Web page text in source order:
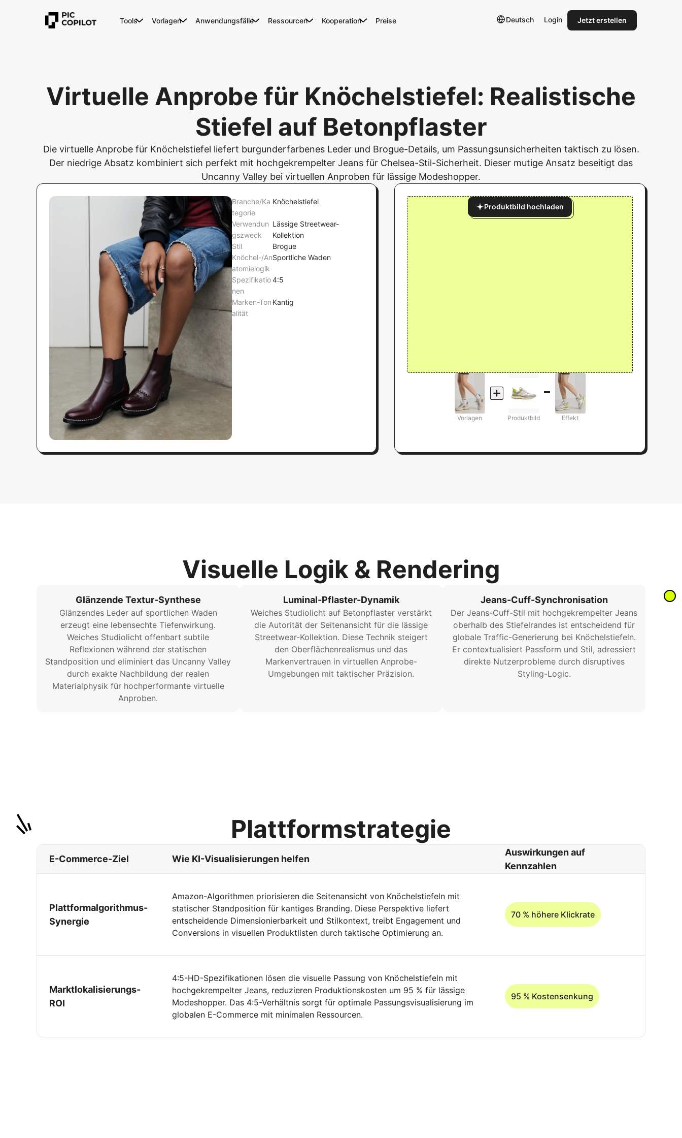
Tools Vorlagen Anwendungsfälle Ressourcen Kooperation Preise Deutsch Login Jetzt erstellen
Virtuelle Anprobe für Knöchelstiefel: Realistische
Stiefel auf Betonpflaster
Die virtuelle Anprobe für Knöchelstiefel liefert burgunderfarbenes Leder und Brogue-Details, um Passungsunsicherheiten taktisch zu lösen.
Der niedrige Absatz kombiniert sich perfekt mit hochgekrempelter Jeans für Chelsea-Stil-Sicherheit. Dieser mutige Ansatz beseitigt das
Uncanny Valley bei virtuellen Anproben für lässige Modeshopper.
Branche/Ka
tegorie
Knöchelstiefel
Verwendun
gszweck
Lässige Streetwear-
Kollektion
Stil
Brogue
Knöchel-/An
atomielogik
Sportliche Waden
Spezifikatio
nen
4:5
Marken-Ton
alität
Kantig
Produktbild hochladen
Vorlagen Produktbild Effekt
Visuelle Logik & Rendering
Glänzende Textur-Synthese
Glänzendes Leder auf sportlichen Waden
erzeugt eine lebensechte Tiefenwirkung.
Weiches Studiolicht offenbart subtile
Reflexionen während der statischen
Standposition und eliminiert das Uncanny Valley
durch exakte Nachbildung der realen
Materialphysik für hochperformante virtuelle
Anproben.
Luminal-Pflaster-Dynamik
Weiches Studiolicht auf Betonpflaster verstärkt
die Autorität der Seitenansicht für die lässige
Streetwear-Kollektion. Diese Technik steigert
den Oberflächenrealismus und das
Markenvertrauen in virtuellen Anprobe-
Umgebungen mit taktischer Präzision.
Jeans-Cuff-Synchronisation
Der Jeans-Cuff-Stil mit hochgekrempelter Jeans
oberhalb des Stiefelrandes ist entscheidend für
globale Traffic-Generierung bei Knöchelstiefeln.
Er contextualisiert Passform und Stil, adressiert
direkte Nutzerprobleme durch disruptives
Styling-Logic.
Plattformstrategie
E-Commerce-Ziel Wie KI-Visualisierungen helfen
Auswirkungen auf
Kennzahlen
Plattformalgorithmus-
Synergie
Amazon-Algorithmen priorisieren die Seitenansicht von Knöchelstiefeln mit
statischer Standposition für kantiges Branding. Diese Perspektive liefert
entscheidende Dimensionierbarkeit und Stilkontext, treibt Engagement und
Conversions in visuellen Produktlisten durch taktische Optimierung an.
70 % höhere Klickrate
Marktlokalisierungs-
ROI
4:5-HD-Spezifikationen lösen die visuelle Passung von Knöchelstiefeln mit
hochgekrempelter Jeans, reduzieren Produktionskosten um 95 % für lässige
Modeshopper. Das 4:5-Verhältnis sorgt für optimale Passungsvisualisierung im
globalen E-Commerce mit minimalen Ressourcen.
95 % Kostensenkung